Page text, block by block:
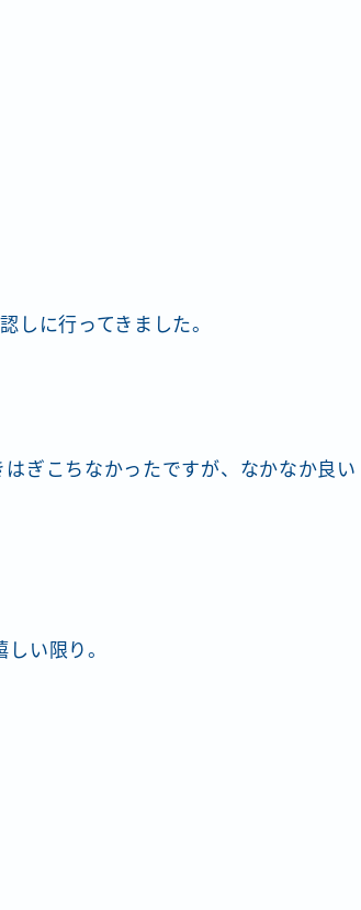
しに行ってきました。
ぎこちなかったですが、なかなか良い
い限り。